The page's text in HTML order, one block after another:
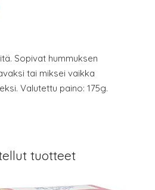
Sopivat hummuksen
tai miksei vaikka
Valutettu paino: 175g.
tuotteet